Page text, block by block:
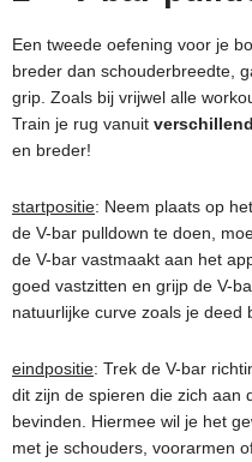
Een tweede oefening voor je
breder dan schouderbreedte,
grip. Zoals bij vrijwel alle
Train je rug vanuit
en breder!
startpositie: Neem plaats op
de V-bar pulldown te doen,
de V-bar vastmaakt aan het
goed vastzitten en grijp de V-
natuurlijke curve zoals je deed
eindpositie: Trek de V-bar
dit zijn de spieren die zich aan
bevinden. Hiermee wil je het
met je schouders, voorarmen